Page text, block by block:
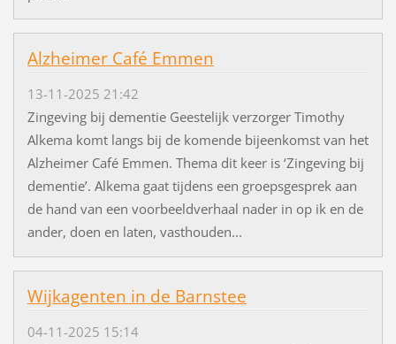
Alzheimer Café Emmen
13-11-2025 21:42
Zingeving bij dementie Geestelijk verzorger Timothy
Alkema komt langs bij de komende bijeenkomst van het
Alzheimer Café Emmen. Thema dit keer is ‘Zingeving bij
dementie’. Alkema gaat tijdens een groepsgesprek aan
de hand van een voorbeeldverhaal nader in op ik en de
ander, doen en laten, vasthouden...
Wijkagenten in de Barnstee
04-11-2025 15:14